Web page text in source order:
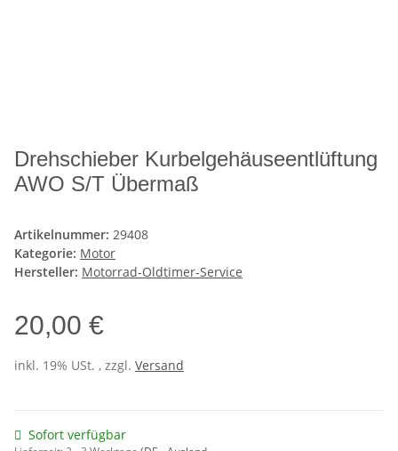
Drehschieber Kurbelgehäuseentlüftung
AWO S/T Übermaß
Artikelnummer: 29408
Kategorie: Motor
Hersteller: Motorrad-Oldtimer-Service
20,00 €
inkl. 19% USt. , zzgl. Versand
Sofort verfügbar